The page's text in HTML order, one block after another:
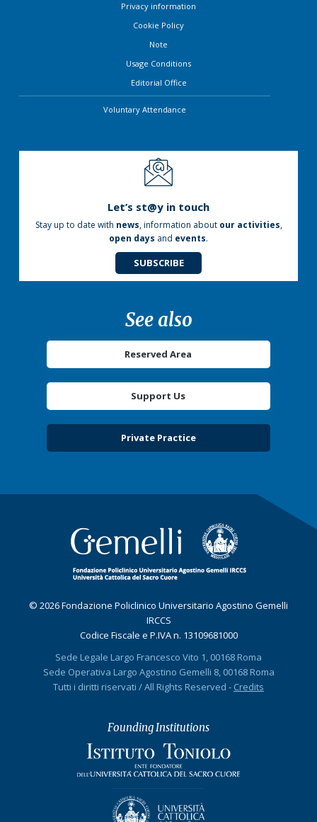
Privacy information
Cookie Policy
Note
Usage Conditions
Editorial Office
Voluntary Attendance
Let’s st@y in touch
Stay up to date with news, information about our activities,
open days and events.
SUBSCRIBE
See also
Reserved Area
Support Us
Private Practice
© 2026 Fondazione Policlinico Universitario Agostino Gemelli
IRCCS
Codice Fiscale e P.IVA n. 13109681000
Sede Legale Largo Francesco Vito 1, 00168 Roma
Sede Operativa Largo Agostino Gemelli 8, 00168 Roma
Tutti i diritti riservati / All Rights Reserved - Credits
Founding Institutions